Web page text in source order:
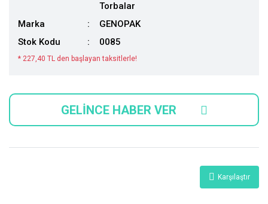
Torbalar
Marka
GENOPAK
Stok Kodu
0085
* 227,40 TL den başlayan taksitlerle!
GELİNCE HABER VER
Karşılaştır